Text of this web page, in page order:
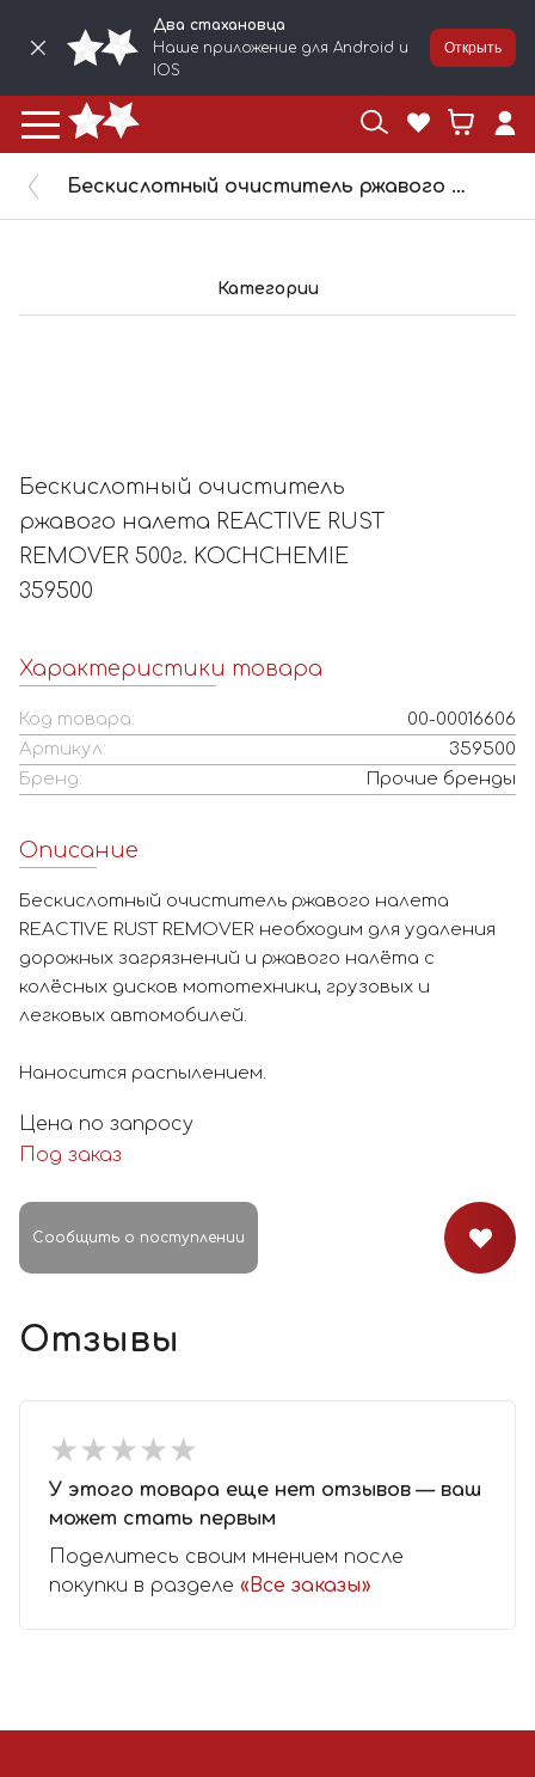
Два стахановца
Наше приложение для Android и
IOS
Открыть
Бескислотный очиститель ржавого налета REACTIVE RUST REMOVER 500г. KOCHCHEMIE 359500
Категории
Бескислотный очиститель
ржавого налета REACTIVE RUST
REMOVER 500г. KOCHCHEMIE
359500
Характеристики товара
Код товара:
00-00016606
Артикул:
359500
Бренд:
Прочие бренды
Описание
Бескислотный очиститель ржавого налета
REACTIVE RUST REMOVER необходим для удаления
дорожных загрязнений и ржавого налёта с
колёсных дисков мототехники, грузовых и
легковых автомобилей.
Наносится распылением.
Цена по запросу
Под заказ
Сообщить о поступлении
Отзывы
★★★★★
★★★★★
У этого товара еще нет отзывов — ваш
может стать первым
Поделитесь своим мнением после
покупки в разделе «Все заказы»